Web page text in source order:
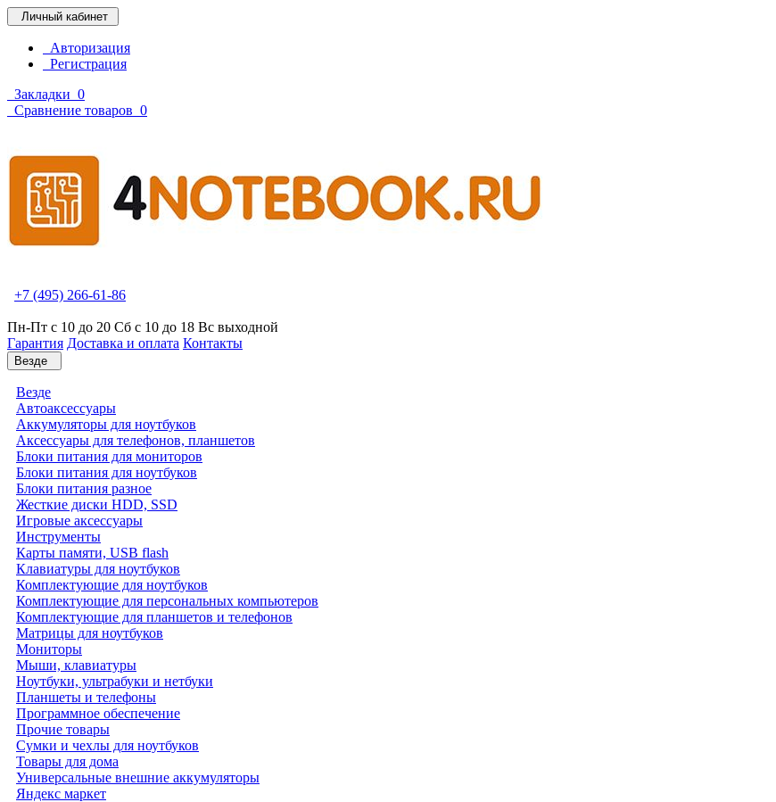
Личный кабинет
Авторизация
Регистрация
Закладки 0
Сравнение товаров 0
+7 (495) 266-61-86
Пн-Пт с 10 до 20 Сб с 10 до 18 Вс выходной
Гарантия Доставка и оплата Контакты
Везде
Везде
Автоаксессуары
Аккумуляторы для ноутбуков
Аксессуары для телефонов, планшетов
Блоки питания для мониторов
Блоки питания для ноутбуков
Блоки питания разное
Жесткие диски HDD, SSD
Игровые аксессуары
Инструменты
Карты памяти, USB flash
Клавиатуры для ноутбуков
Комплектующие для ноутбуков
Комплектующие для персональных компьютеров
Комплектующие для планшетов и телефонов
Матрицы для ноутбуков
Мониторы
Мыши, клавиатуры
Ноутбуки, ультрабуки и нетбуки
Планшеты и телефоны
Программное обеспечение
Прочие товары
Сумки и чехлы для ноутбуков
Товары для дома
Универсальные внешние аккумуляторы
Яндекс маркет